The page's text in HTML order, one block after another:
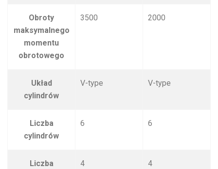
Obroty
maksymalnego
momentu
obrotowego
3500 2000
Układ
cylindrów
V-type V-type
Liczba
cylindrów
6 6
Liczba
4 4